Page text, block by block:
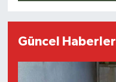
Güncel Haberler